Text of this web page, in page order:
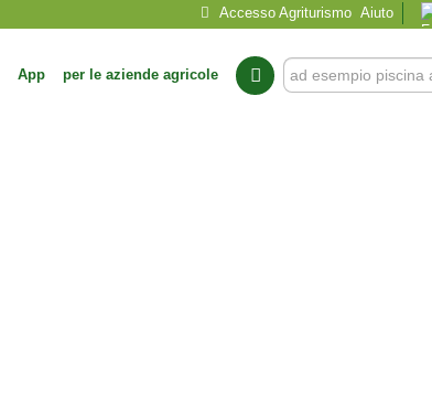
Accesso Agriturismo Aiuto
App per le aziende agricole